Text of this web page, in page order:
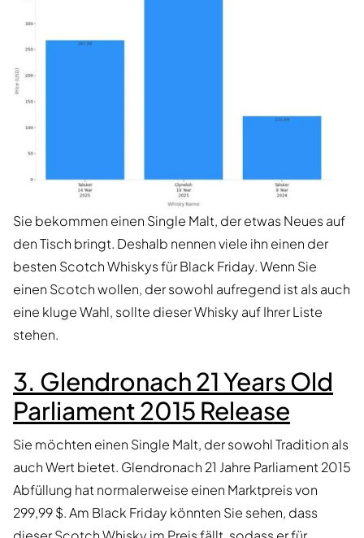
Sie bekommen einen Single Malt, der etwas Neues auf
den Tisch bringt. Deshalb nennen viele ihn einen der
besten Scotch Whiskys für Black Friday. Wenn Sie
einen Scotch wollen, der sowohl aufregend ist als auch
eine kluge Wahl, sollte dieser Whisky auf Ihrer Liste
stehen.
3. Glendronach 21 Years Old
Parliament 2015 Release
Sie möchten einen Single Malt, der sowohl Tradition als
auch Wert bietet. Glendronach 21 Jahre Parliament 2015
Abfüllung hat normalerweise einen Marktpreis von
299,99 $. Am Black Friday könnten Sie sehen, dass